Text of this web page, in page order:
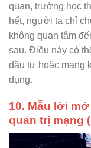
quan, trường học
hết, người ta chỉ
không quan tâm
sau. Điều này có
đầu tư hoặc mạng
dụng.
10. Mẫu lời
quản trị mạng